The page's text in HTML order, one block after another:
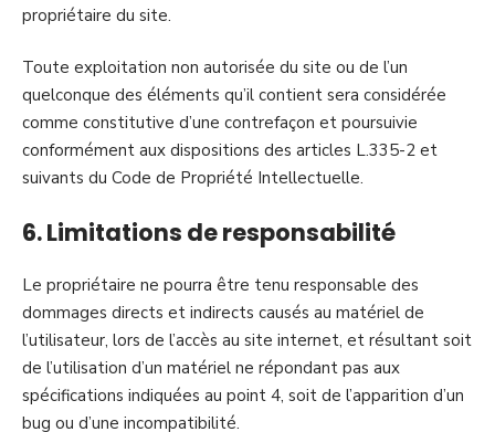
propriétaire du site.
Toute exploitation non autorisée du site ou de l’un
quelconque des éléments qu’il contient sera considérée
comme constitutive d’une contrefaçon et poursuivie
conformément aux dispositions des articles L.335-2 et
suivants du Code de Propriété Intellectuelle.
6. Limitations de responsabilité
Le propriétaire ne pourra être tenu responsable des
dommages directs et indirects causés au matériel de
l’utilisateur, lors de l’accès au site internet, et résultant soit
de l’utilisation d’un matériel ne répondant pas aux
spécifications indiquées au point 4, soit de l’apparition d’un
bug ou d’une incompatibilité.